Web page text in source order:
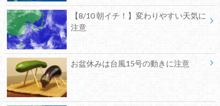
【8/10 朝イチ！】変わりやすい天気に
注意
お盆休みは台風15号の動きに注意